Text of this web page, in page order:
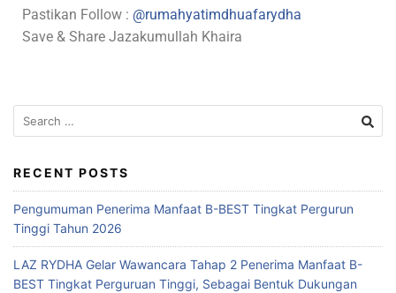
Pastikan Follow : @rumahyatimdhuafarydha
Save & Share Jazakumullah Khaira
RECENT POSTS
Pengumuman Penerima Manfaat B-BEST Tingkat Pergurun
Tinggi Tahun 2026
LAZ RYDHA Gelar Wawancara Tahap 2 Penerima Manfaat B-
BEST Tingkat Perguruan Tinggi, Sebagai Bentuk Dukungan